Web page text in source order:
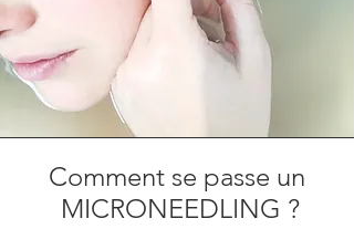
Comment se passe un
MICRONEEDLING ?